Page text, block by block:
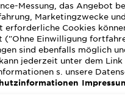
Messung, das Angebot
Marketingzwecke
erforderliche Cookies
("Ohne Einwilligung
sind ebenfalls möglich
jederzeit unter dem
s. unsere